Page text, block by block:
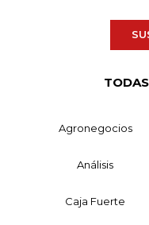
Agronegocios
Análisis
Caja Fuerte